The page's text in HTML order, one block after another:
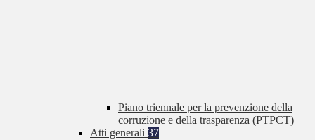
Piano triennale per la prevenzione della
corruzione e della trasparenza (PTPCT)
Atti generali 37